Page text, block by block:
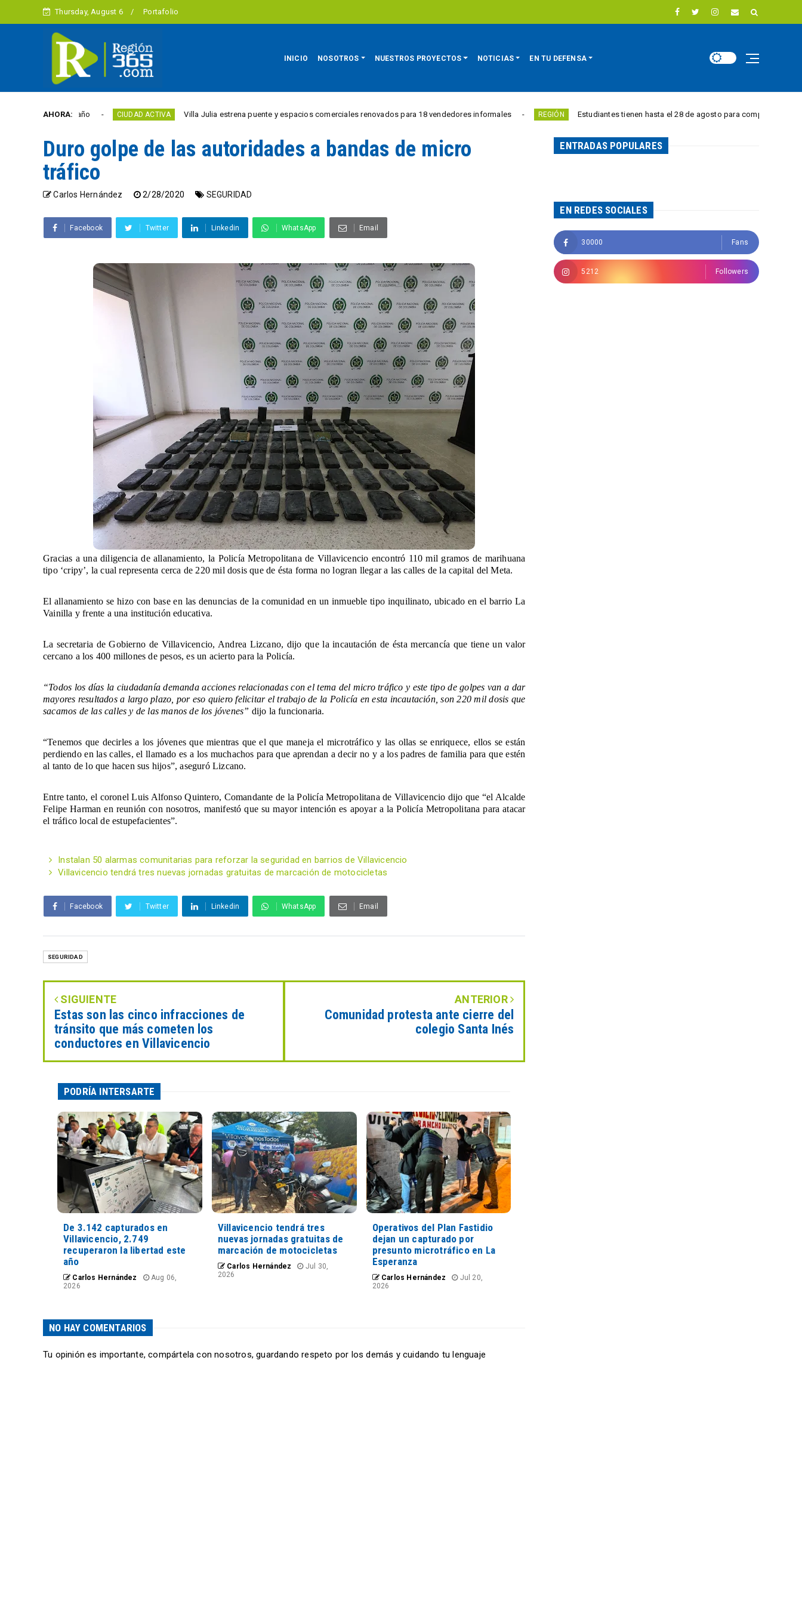
Thursday, August 6 Portafolio
INICIO NOSOTROS NUESTROS PROYECTOS NOTICIAS EN TU DEFENSA
AHORA:
este año CIUDAD ACTIVA Villa Julia estrena puente y espacios comerciales renovados para 18 vendedores informales REGIÓN Estudiantes tienen hasta el 28 de agosto para competir por 10.000 euros
Duro golpe de las autoridades a bandas de micro
tráfico
Carlos Hernández 2/28/2020 SEGURIDAD
Facebook Twitter Linkedin WhatsApp Email
Gracias a una diligencia de allanamiento, la Policía Metropolitana de Villavicencio encontró 110 mil gramos de marihuana
tipo ‘cripy’, la cual representa cerca de 220 mil dosis que de ésta forma no logran llegar a las calles de la capital del Meta.
El allanamiento se hizo con base en las denuncias de la comunidad en un inmueble tipo inquilinato, ubicado en el barrio La
Vainilla y frente a una institución educativa.
La secretaria de Gobierno de Villavicencio, Andrea Lizcano, dijo que la incautación de ésta mercancía que tiene un valor
cercano a los 400 millones de pesos, es un acierto para la Policía.
“Todos los días la ciudadanía demanda acciones relacionadas con el tema del micro tráfico y este tipo de golpes van a dar
mayores resultados a largo plazo, por eso quiero felicitar el trabajo de la Policía en esta incautación, son 220 mil dosis que
sacamos de las calles y de las manos de los jóvenes” dijo la funcionaria.
“Tenemos que decirles a los jóvenes que mientras que el que maneja el microtráfico y las ollas se enriquece, ellos se están
perdiendo en las calles, el llamado es a los muchachos para que aprendan a decir no y a los padres de familia para que estén
al tanto de lo que hacen sus hijos”, aseguró Lizcano.
Entre tanto, el coronel Luis Alfonso Quintero, Comandante de la Policía Metropolitana de Villavicencio dijo que “el Alcalde
Felipe Harman en reunión con nosotros, manifestó que su mayor intención es apoyar a la Policía Metropolitana para atacar
el tráfico local de estupefacientes”.
Instalan 50 alarmas comunitarias para reforzar la seguridad en barrios de Villavicencio
Villavicencio tendrá tres nuevas jornadas gratuitas de marcación de motocicletas
Facebook Twitter Linkedin WhatsApp Email
SEGURIDAD
SIGUIENTE
Estas son las cinco infracciones de
tránsito que más cometen los
conductores en Villavicencio
ANTERIOR
Comunidad protesta ante cierre del
colegio Santa Inés
PODRÍA INTERSARTE
De 3.142 capturados en
Villavicencio, 2.749
recuperaron la libertad este
año
Carlos Hernández
Aug 06,
2026
Villavicencio tendrá tres
nuevas jornadas gratuitas de
marcación de motocicletas
Carlos Hernández
Jul 30,
2026
Operativos del Plan Fastidio
dejan un capturado por
presunto microtráfico en La
Esperanza
Carlos Hernández
Jul 20,
2026
NO HAY COMENTARIOS
Tu opinión es importante, compártela con nosotros, guardando respeto por los demás y cuidando tu lenguaje
ENTRADAS POPULARES
EN REDES SOCIALES
30000 Fans
5212 Followers